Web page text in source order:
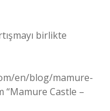
birlikte
en/blog/mamure-
“Mamure Castle –